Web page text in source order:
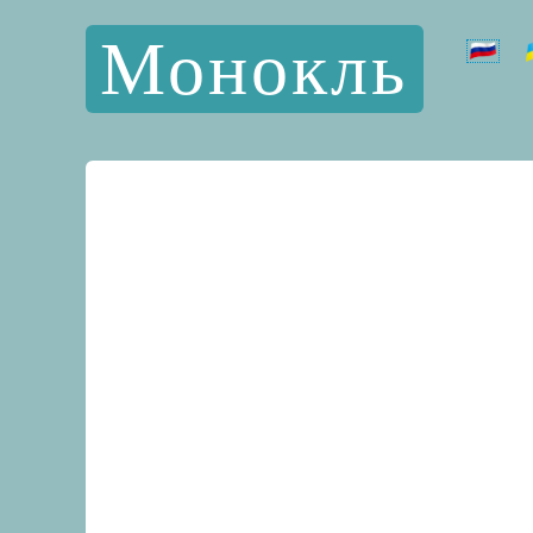
Монокль